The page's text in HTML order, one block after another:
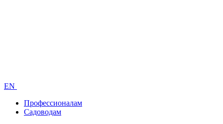
EN
Профессионалам
Садоводам